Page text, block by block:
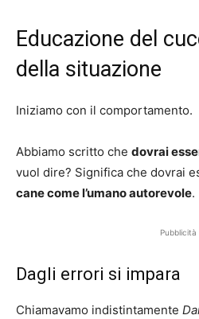
Educazione del
della situazione
Iniziamo con il comportamento.
Abbiamo scritto che dovrai
vuol dire? Significa che dovrai
cane come l’umano autorevole.
Pubblicità
Dagli errori si impara
Chiamavamo indistintamente